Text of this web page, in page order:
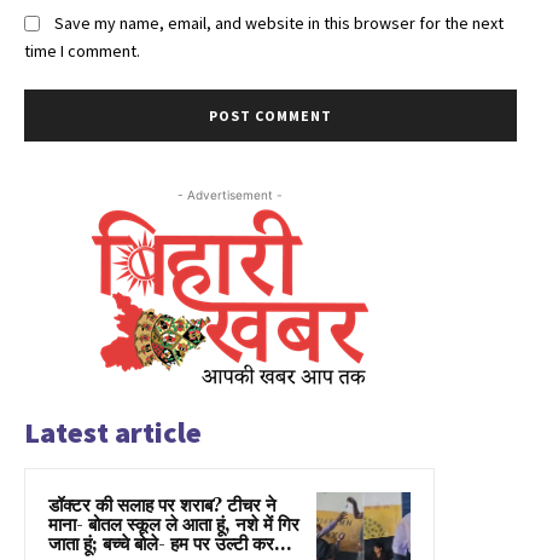
Save my name, email, and website in this browser for the next
time I comment.
- Advertisement -
Latest article
डॉक्टर की सलाह पर शराब? टीचर ने
माना- बोतल स्कूल ले आता हूं, नशे में गिर
जाता हूं; बच्चे बोले- हम पर उल्टी कर...